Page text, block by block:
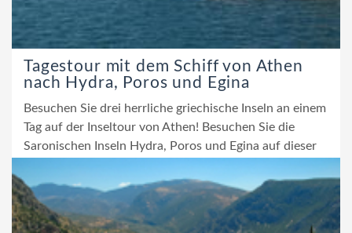
Tagestour mit dem Schiff von Athen
nach Hydra, Poros und Egina
Besuchen Sie drei herrliche griechische Inseln an einem
Tag auf der Inseltour von Athen! Besuchen Sie die
Saronischen Inseln Hydra, Poros und Egina auf dieser